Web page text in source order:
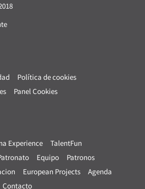
Política de cookies
Panel Cookies
Experience
TalentFun
Equipo
Patronos
European Projects
Agenda
Contacto